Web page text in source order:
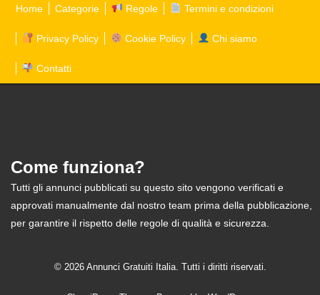
Home Categorie Regole Termini e condizioni
Privacy Policy Cookie Policy Chi siamo
Contatti
Come funziona?
Tutti gli annunci pubblicati su questo sito vengono verificati e
approvati manualmente dal nostro team prima della pubblicazione,
per garantire il rispetto delle regole di qualità e sicurezza.
© 2026 Annunci Gratuiti Italia. Tutti i diritti riservati.